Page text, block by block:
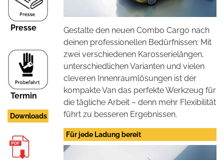
Presse
Termin
Downloads
Gestalte den neuen Combo Cargo nach
deinen professionellen Bedürfnissen: Mit
zwei verschiedenen Karosserielängen,
unterschiedlichen Varianten und vielen
cleveren Innenraumlösungen ist der
kompakte Van das perfekte Werkzeug für
die tägliche Arbeit – denn mehr Flexibilität
führt zu besseren Ergebnissen.
Für jede Ladung bereit